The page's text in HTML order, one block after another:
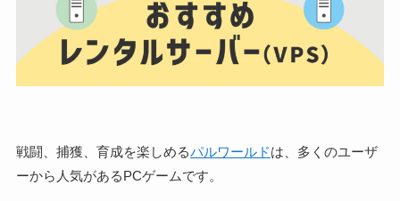
戦闘、捕獲、育成を楽しめるパルワールドは、多くのユーザ
ーから人気があるPCゲームです。